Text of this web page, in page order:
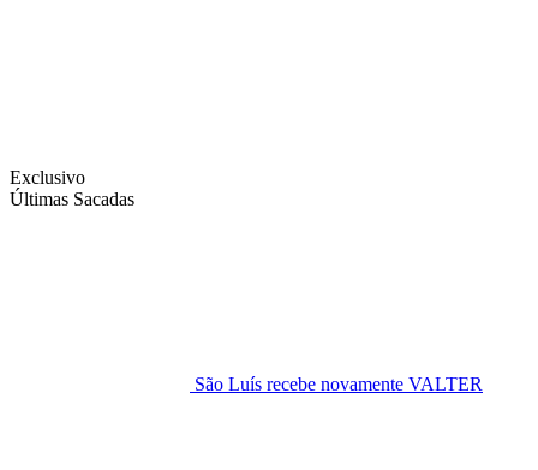
Exclusivo
Últimas Sacadas
São Luís recebe novamente VALTER